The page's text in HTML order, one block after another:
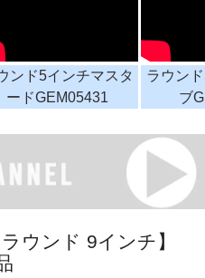
ンド5インチマスタ
ードGEM05431
ラウン
ブ
ウンド 9インチ】